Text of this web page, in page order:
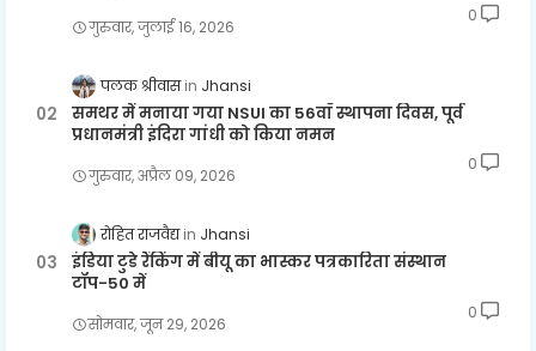
गुरुवार, जुलाई 16, 2026
0
पलक श्रीवास Jhansi
समथर में मनाया गया NSUI का 56वाँ स्थापना दिवस, पूर्व
प्रधानमंत्री इंदिरा गांधी को किया नमन
गुरुवार, अप्रैल 09, 2026
0
रोहित राजवैद्य Jhansi
इंडिया टुडे रैंकिंग में बीयू का भास्कर पत्रकारिता संस्थान
टॉप-50 में
सोमवार, जून 29, 2026
0